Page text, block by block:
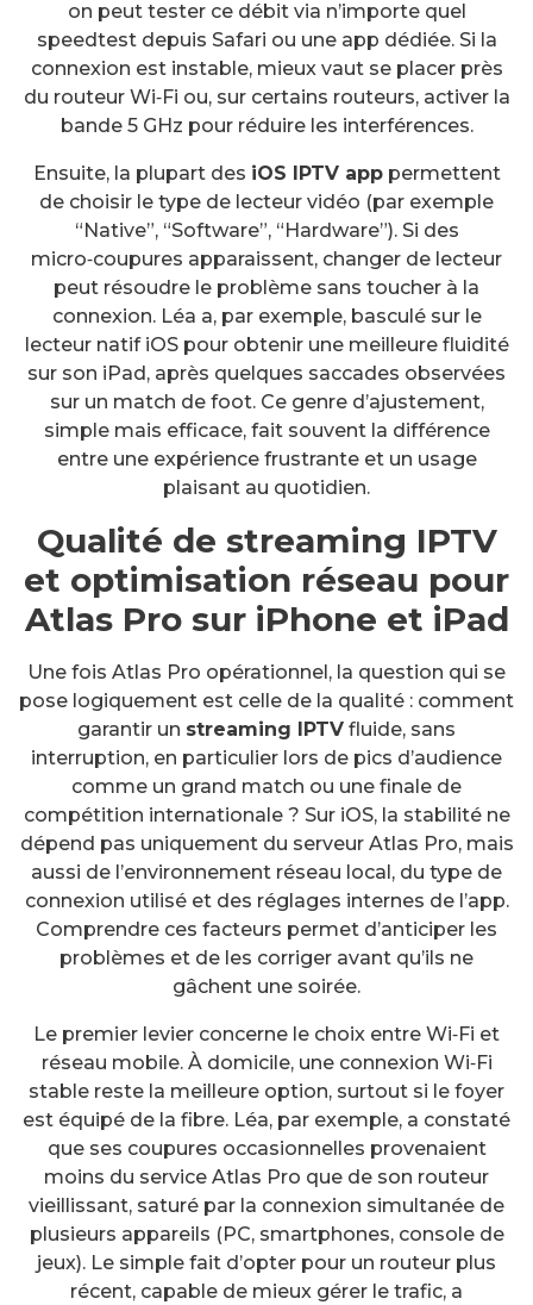
on peut tester ce débit via n’importe quel
speedtest depuis Safari ou une app dédiée. Si la
connexion est instable, mieux vaut se placer près
du routeur Wi‑Fi ou, sur certains routeurs, activer la
bande 5 GHz pour réduire les interférences.
Ensuite, la plupart des iOS IPTV apppermettent
de choisir le type de lecteur vidéo (par exemple
“Native”, “Software”, “Hardware”). Si des
micro‑coupures apparaissent, changer de lecteur
peut résoudre le problème sans toucher à la
connexion. Léa a, par exemple, basculé sur le
lecteur natif iOS pour obtenir une meilleure fluidité
sur son iPad, après quelques saccades observées
sur un match de foot. Ce genre d’ajustement,
simple mais efficace, fait souvent la différence
entre une expérience frustrante et un usage
plaisant au quotidien.
Qualité de streaming IPTV
et optimisation réseau pour
Atlas Pro sur iPhone et iPad
Une fois Atlas Pro opérationnel, la question qui se
pose logiquement est celle de la qualité : comment
garantir un streaming IPTV fluide, sans
interruption, en particulier lors de pics d’audience
comme un grand match ou une finale de
compétition internationale ? Sur iOS, la stabilité ne
dépend pas uniquement du serveur Atlas Pro, mais
aussi de l’environnement réseau local, du type de
connexion utilisé et des réglages internes de l’app.
Comprendre ces facteurs permet d’anticiper les
problèmes et de les corriger avant qu’ils ne
gâchent une soirée.
Le premier levier concerne le choix entre Wi‑Fi et
réseau mobile. À domicile, une connexion Wi‑Fi
stable reste la meilleure option, surtout si le foyer
est équipé de la fibre. Léa, par exemple, a constaté
que ses coupures occasionnelles provenaient
moins du service Atlas Pro que de son routeur
vieillissant, saturé par la connexion simultanée de
plusieurs appareils (PC, smartphones, console de
jeux). Le simple fait d’opter pour un routeur plus
récent, capable de mieux gérer le trafic, a